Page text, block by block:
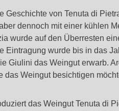
Geschichte von Tenuta di
dennoch mit einer kühlen
wurde auf den Überresten
Eintragung wurde bis in das
Giulini das Weingut erwarb.
das Weingut besichtigen
das Weingut Tenuta di